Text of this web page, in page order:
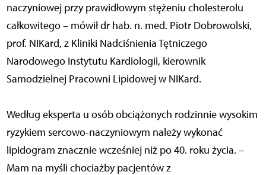
naczyniowej przy prawidłowym stężeniu cholesterolu
całkowitego – mówił dr hab. n. med. Piotr Dobrowolski,
prof. NIKard, z Kliniki Nadciśnienia Tętniczego
Narodowego Instytutu Kardiologii, kierownik
Samodzielnej Pracowni Lipidowej w NIKard.
Według eksperta u osób obciążonych rodzinnie wysokim
ryzykiem sercowo-naczyniowym należy wykonać
lipidogram znacznie wcześniej niż po 40. roku życia. –
Mam na myśli chociażby pacjentów z